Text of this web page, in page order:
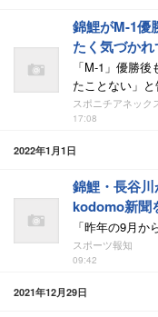
錦鯉がM-1優
たく気づかれ
「M-1」優勝
たことない」と
スポニチアネック
17:08
2022年1月1日
錦鯉・長谷
kodomo新聞
「昨年の9月
スポーツ報知
09:42
2021年12月29日